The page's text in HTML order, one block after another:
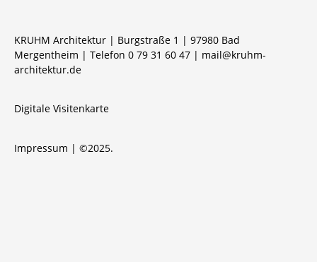
KRUHM Architektur | Burgstraße 1 | 97980 Bad
Mergentheim | Telefon 0 79 31 60 47 | mail@kruhm-
architektur.de
Impressum | ©2025.
Digitale Visitenkarte